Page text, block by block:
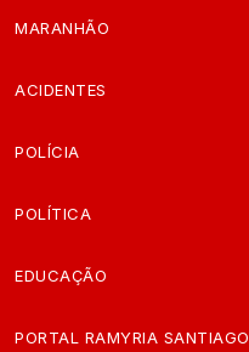
MARANHÃO
ACIDENTES
POLÍCIA
POLÍTICA
EDUCAÇÃO
PORTAL RAMYRIA SANTIAGO